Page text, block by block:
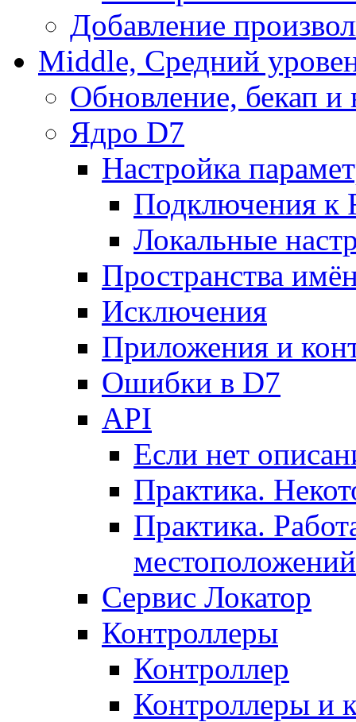
Добавление
Middle, Средний
Обновление, бекап и
Ядро D7
Настройка
Подключения к
Локальные
Пространства
Исключения
Приложения и
Ошибки в D7
API
Если нет
Практика.
Практика.
местоположений
Сервис Локатор
Контроллеры
Контроллер
Контроллеры и